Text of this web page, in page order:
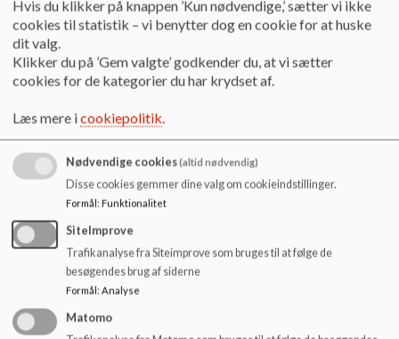
aktiviteter, men også gennem fx gruppearbejde og særligt
tilrettelagte opgaver. Læreren bliver mere og mere vejleder.
Vi har mange
blandet andet en rejse i 6. og 9. klasse.
elevtyper; der er højt til loftet og langt mellem væggene. Vi
tager hånd om alle elever og giver muligheder for
forskellighed. Og vi arbejder benhårdt sammen med dig og
dine forældre på, at du bliveruddannelsesparat
klasse såvel fagligt som personligt og socialt.
Mobning kender vi ikke til, og vores fælles mål er, at alle
elever lykkes hver på deres måde. Bl.a. arbejder vi med
begreberne "Lifeskills"og "MOT"
, som bl. a handler om, at
du skal blivelivsduelig
Hvis du klikker på knappen ’Kun nødvendige,’ sætter vi ikke
cookies til statistik – vi benytter dog en cookie for at huske
dit valg.
Klikker du på ’Gem valgte’ godkender du, at vi sætter
cookies for de kategorier du har krydset af.
Læs mere icookiepolitik.
Nødvendige cookies(altid nødvendig)
Disse cookies gemmer dine valg om cookieindstillinger.
Formål: Funktionalitet
SiteImprove
Trafikanalyse fra Siteimprove som bruges til at følge de
besøgendes brug af siderne
Formål: Analyse
Matomo